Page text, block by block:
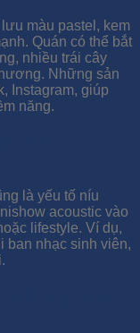
màu pastel, kem
Quán có thể bắt
nhiều trái cây
Những sản
Instagram, giúp
năng.
là yếu tố níu
acoustic vào
lifestyle. Ví dụ,
ban nhạc sinh viên,